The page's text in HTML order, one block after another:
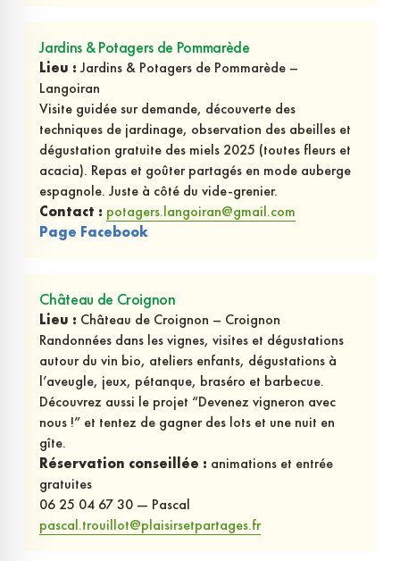
Jardins & Potagers de Pommarède
Lieu : Jardins & Potagers de Pommarède –
Langoiran
Visite guidée sur demande, découverte des
techniques de jardinage, observation des abeilles et
dégustation gratuite des miels 2025 (toutes fleurs et
acacia). Repas et goûter partagés en mode auberge
espagnole. Juste à côté du vide-grenier.
Contact : potagers.langoiran@gmail.com
Page Facebook
Château de Croignon
Lieu : Château de Croignon – Croignon
Randonnées dans les vignes, visites et dégustations
autour du vin bio, ateliers enfants, dégustations à
l’aveugle, jeux, pétanque, braséro et barbecue.
Découvrez aussi le projet “Devenez vigneron avec
nous !” et tentez de gagner des lots et une nuit en
gîte.
Réservation conseillée : animations et entrée
gratuites
06 25 04 67 30 — Pascal
pascal.trouillot@plaisirsetpartages.fr